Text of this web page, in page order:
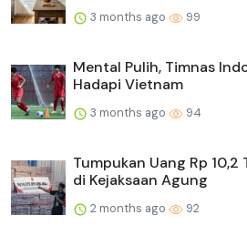
3 months ago 99
Mental Pulih, Timnas
Hadapi Vietnam
3 months ago 94
Tumpukan Uang Rp
di Kejaksaan Agung
2 months ago 92